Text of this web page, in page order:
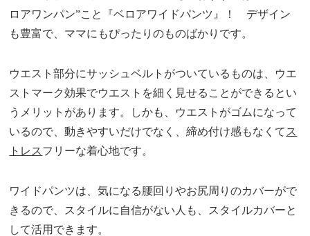
ロアワンパン”こと『ベロアワイドパンツ』！ デザイン
も豊富で、ママにもぴったりのものばかりです。
ウエスト部分にサッシュベルトがついているものは、ウエ
ストマーク効果でウエストを細く見せることができるとい
うメリットがあります。しかも、ウエストがゴムになって
いるので、動きやすいだけでなく、締め付け感もなくて ス
トレスフリーな着心地です。
ワイドパンツは、気になる腰回りやお尻周りのカバーがで
きるので、スタイルに自信がない人も、スタイルカバーと
して活用できます。